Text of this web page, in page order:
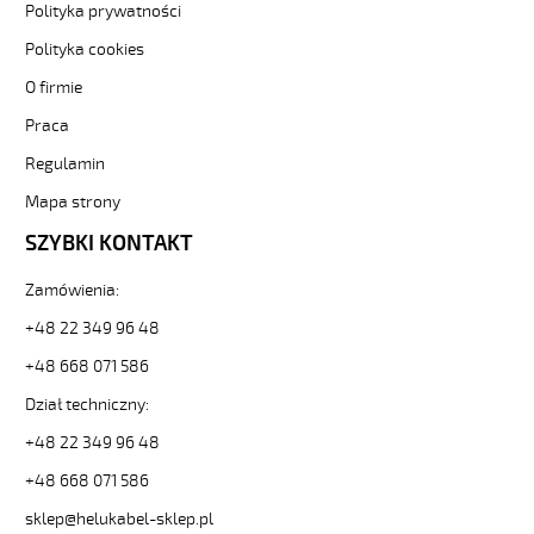
520
HMH
12G1
300/500V
BEZHALOGEN.
B2ca
Sterownicze-
bezhalogenowe
od
dostępny
w
sklepu
sprawdź
ofertę.
Polityka prywatności
Polityka cookies
O firmie
Praca
Regulamin
Mapa strony
SZYBKI KONTAKT
Zamówienia:
+48 22 349 96 48
+48 668 071 586
Dział techniczny:
+48 22 349 96 48
+48 668 071 586
sklep@helukabel-sklep.pl